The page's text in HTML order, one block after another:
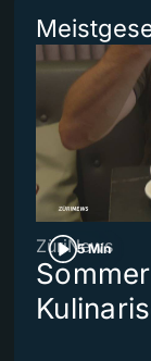
5 Min
ZüriNews